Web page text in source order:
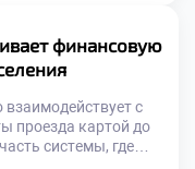
было
смартфона с
[…]
финансовую
с
проезда картой до
системы, где